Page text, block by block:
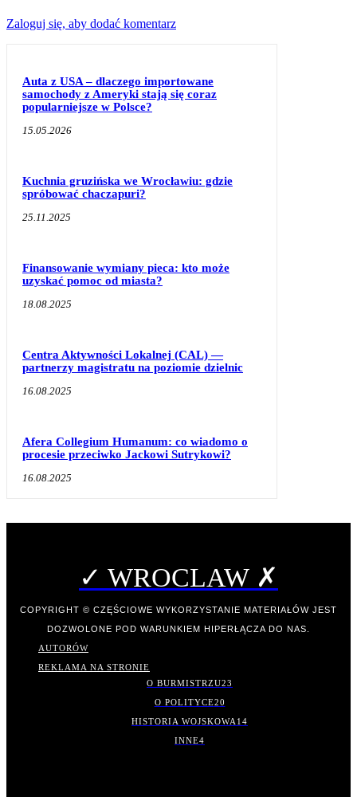
Zaloguj się, aby dodać komentarz
Auta z USA – dlaczego importowane
samochody z Ameryki stają się coraz
popularniejsze w Polsce?
15.05.2026
Kuchnia gruzińska we Wrocławiu: gdzie
spróbować chaczapuri?
25.11.2025
Finansowanie wymiany pieca: kto może
uzyskać pomoc od miasta?
18.08.2025
Centra Aktywności Lokalnej (CAL) —
partnerzy magistratu na poziomie dzielnic
16.08.2025
Afera Collegium Humanum: co wiadomo o
procesie przeciwko Jackowi Sutrykowi?
16.08.2025
✓ WROCLAW ✗
COPYRIGHT © CZĘŚCIOWE WYKORZYSTANIE MATERIAŁÓW JEST
DOZWOLONE POD WARUNKIEM HIPERŁĄCZA DO NAS.
AUTORÓW
REKLAMA NA STRONIE
O BURMISTRZU23
O POLITYCE20
HISTORIA WOJSKOWA 14
INNE4